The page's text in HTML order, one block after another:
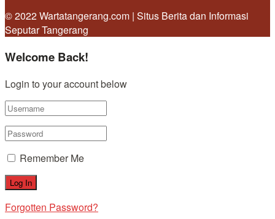
© 2022 Wartatangerang.com | Situs Berita dan Informasi
Seputar Tangerang
Welcome Back!
Login to your account below
Remember Me
Forgotten Password?